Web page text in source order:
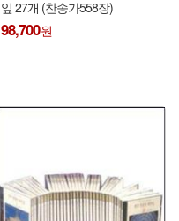
잎 27개 (찬송가558장)
98,700